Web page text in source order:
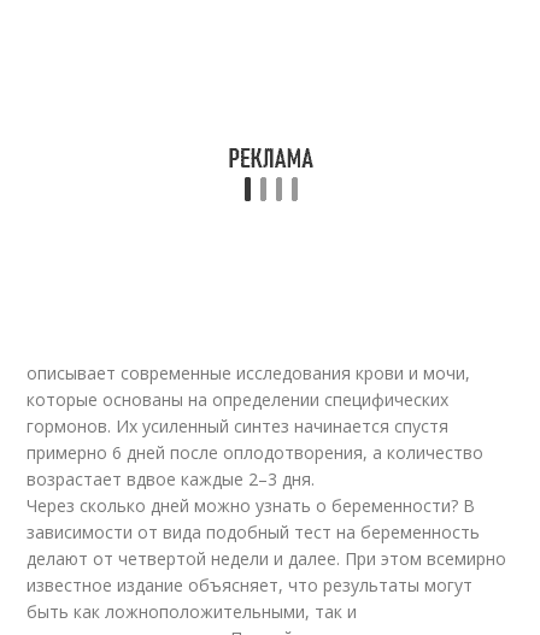
описывает современные исследования крови и мочи,
которые основаны на определении специфических
гормонов. Их усиленный синтез начинается спустя
примерно 6 дней после оплодотворения, а количество
возрастает вдвое каждые 2–3 дня.
Через сколько дней можно узнать о беременности? В
зависимости от вида подобный тест на беременность
делают от четвертой недели и далее. При этом всемирно
известное издание объясняет, что результаты могут
быть как ложноположительными, так и